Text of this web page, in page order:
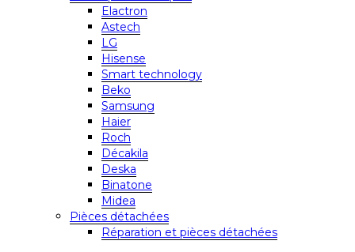
Elactron
Astech
LG
Hisense
Smart technology
Beko
Samsung
Haier
Roch
Décakila
Deska
Binatone
Midea
Pièces détachées
Réparation et pièces détachées